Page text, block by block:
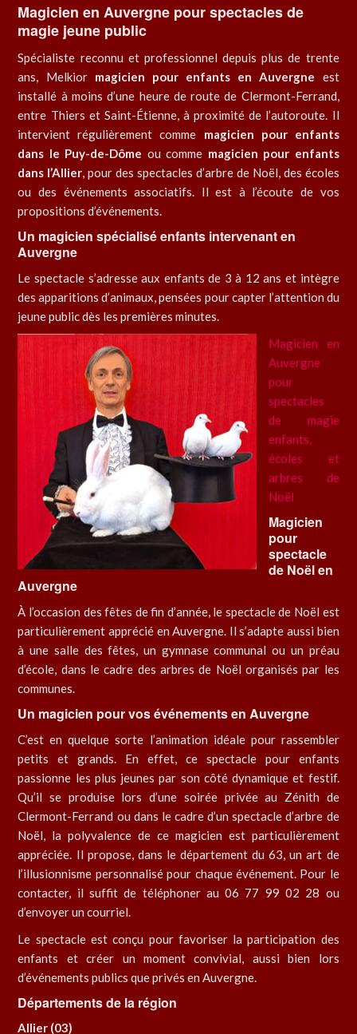
Magicien en Auvergne pour spectacles de
magie jeune public
Spécialiste reconnu et professionnel depuis plus de trente
ans, Melkior magicien pour enfants en Auvergne est
installé à moins d’une heure de route de Clermont-Ferrand,
entre Thiers et Saint-Étienne, à proximité de l’autoroute. Il
intervient régulièrement comme magicien pour enfants
dans le Puy-de-Dôme ou comme magicien pour enfants
dans l’Allier , pour des spectacles d’arbre de Noël, des écoles
ou des événements associatifs. Il est à l’écoute de vos
propositions d’événements.
Un magicien spécialisé enfants intervenant en
Auvergne
Le spectacle s’adresse aux enfants de 3 à 12 ans et intègre
des apparitions d’animaux, pensées pour capter l’attention du
jeune public dès les premières minutes.
Magicien en
Auvergne
pour
spectacles
de magie
enfants,
écoles et
arbres de
Noël
Magicien
pour
spectacle
de Noël en
Auvergne
À l’occasion des fêtes de fin d’année, le spectacle de Noël est
particulièrement apprécié en Auvergne. Il s’adapte aussi bien
à une salle des fêtes, un gymnase communal ou un préau
d’école, dans le cadre des arbres de Noël organisés par les
communes.
Un magicien pour vos événements en Auvergne
C’est en quelque sorte l’animation idéale pour rassembler
petits et grands. En effet, ce spectacle pour enfants
passionne les plus jeunes par son côté dynamique et festif.
Qu’il se produise lors d’une soirée privée au Zénith de
Clermont-Ferrand ou dans le cadre d’un spectacle d’arbre de
Noël, la polyvalence de ce magicien est particulièrement
appréciée. Il propose, dans le département du 63, un art de
l’illusionnisme personnalisé pour chaque événement. Pour le
contacter, il suffit de téléphoner au 06 77 99 02 28 ou
d’envoyer un courriel.
Le spectacle est conçu pour favoriser la participation des
enfants et créer un moment convivial, aussi bien lors
d’événements publics que privés en Auvergne.
Départements de la région
Allier (03)